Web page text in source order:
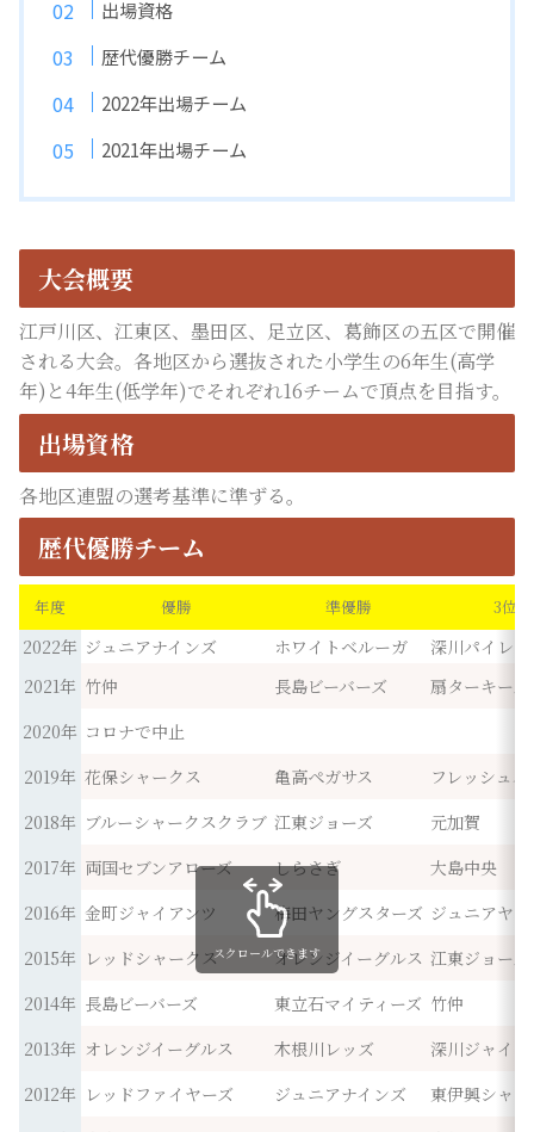
出場資格
歴代優勝チーム
2022年出場チーム
2021年出場チーム
大会概要
江戸川区、江東区、墨田区、足立区、葛飾区の五区で開催
される大会。各地区から選抜された小学生の6年生(高学
年)と4年生(低学年)でそれぞれ16チームで頂点を目指す。
出場資格
各地区連盟の選考基準に準ずる。
歴代優勝チーム
年度 優勝 準優勝 3位
2022年 ジュニアナインズ ホワイトベルーガ
深川パイレー
2021年 竹仲 長島ビーバーズ
扇ターキーズ
2020年 コロナで中止
2019年 花保シャークス 亀高ペガサス
フレッシュ
2018年 ブルーシャークスクラブ 江東ジョーズ
元加賀
2017年 両国セブンアローズ しらさぎ
大島中央
2016年 金町ジャイアンツ 梅田ヤングスターズ ジュニアヤ
2015年 レッドシャークス オレンジイーグルス 江東ジョーズ
2014年 長島ビーバーズ 東立石マイティーズ 竹仲
2013年 オレンジイーグルス 木根川レッズ
深川ジャイ
2012年 レッドファイヤーズ ジュニアナインズ
東伊興シャ
スクロールできます